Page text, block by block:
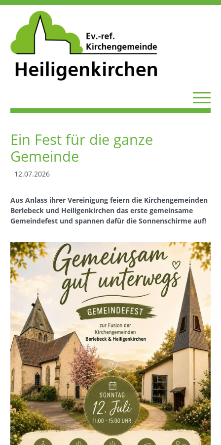
Ein Fest für die ganze
Gemeinde
12.07.2026
Aus Anlass ihrer Vereinigung feiern die Kirchengemeinden
Berlebeck und Heiligenkirchen das erste gemeinsame
Gemeindefest und spannen dafür die Sonnenschirme auf!